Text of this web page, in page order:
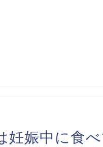
妊娠中に食